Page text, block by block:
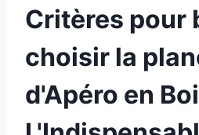
Critères pour
choisir la
d'Apéro en